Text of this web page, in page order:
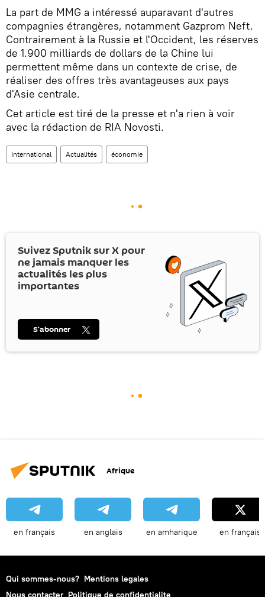
La part de MMG a intéressé auparavant d'autres
compagnies étrangères, notamment Gazprom Neft.
Contrairement à la Russie et l'Occident, les réserves
de 1.900 milliards de dollars de la Chine lui
permettent même dans un contexte de crise, de
réaliser des offres très avantageuses aux pays
d'Asie centrale.
Cet article est tiré de la presse et n'a rien à voir
avec la rédaction de RIA Novosti.
International Actualités économie
Suivez Sputnik surX pour
ne jamais manquer les
actualités les plus
importantes
S’abonner
Afrique
en français en anglais en amharique en français
Qui sommes-nous? Mentions legales
Nous contacter Politique de confidentialite